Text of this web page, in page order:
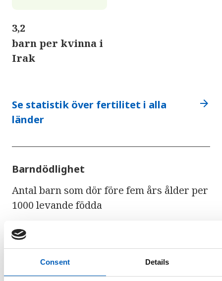
Consent Details
3,2
barn per kvinna i
Irak
Se statistik över fertilitet i alla
länder
arrow_forward
Barndödlighet
Antal barn som dör före fem års ålder per
1000 levande födda